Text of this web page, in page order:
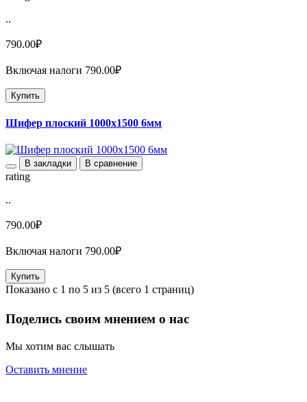
..
790.00₽
Включая налоги 790.00₽
Купить
Шифер плоский 1000х1500 6мм
В закладки В сравнение
rating
..
790.00₽
Включая налоги 790.00₽
Купить
Показано с 1 по 5 из 5 (всего 1 страниц)
Поделись своим мнением о нас
Мы хотим вас слышать
Оставить мнение